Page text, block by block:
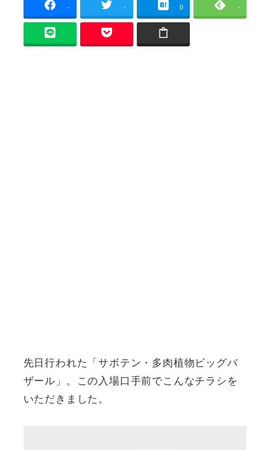
- - 0 -
先日行われた「サボテン・多肉植物ビッグバ
ザール」。この入場口手前でこんなチラシを
いただきました。